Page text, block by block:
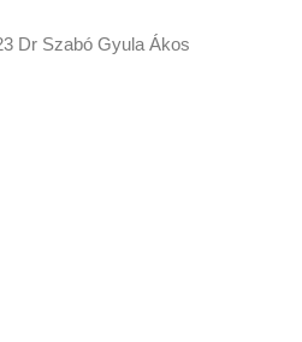
Dr Szabó Gyula Ákos